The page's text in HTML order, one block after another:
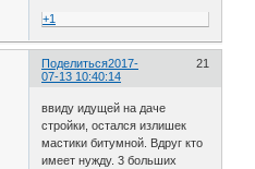
+1
Поделиться 21
2017-
07-13 10:40:14
ввиду идущей на даче
стройки, остался излишек
мастики битумной. Вдруг кто
имеет нужду. 3 больших